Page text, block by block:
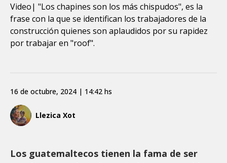
Video| "Los chapines son los más chispudos", es la
frase con la que se identifican los trabajadores de la
construcción quienes son aplaudidos por su rapidez
por trabajar en "roof".
Llezica Xot
16 de octubre, 2024 | 14:42 hs
Los guatemaltecos tienen la fama de ser